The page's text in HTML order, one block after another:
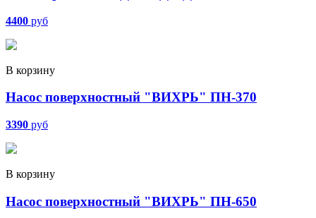
4400 руб
В корзину
Насос поверхностный "ВИХРЬ" ПН-370
3390 руб
В корзину
Насос поверхностный "ВИХРЬ" ПН-650